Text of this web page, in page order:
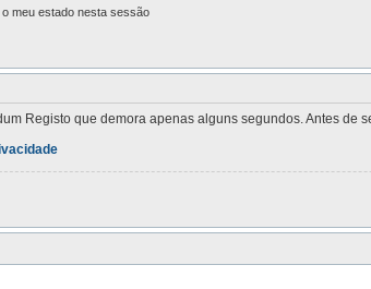
meu estado nesta sessão
Registo que demora apenas alguns segundos. Antes